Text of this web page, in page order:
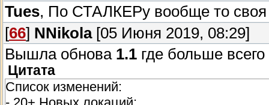
Tues, По СТАЛКЕРу вообще то
[66] NNikola[05 Июня 2019, 08:29]
Вышла обнова 1.1 где больше
Цитата
Список изменений: